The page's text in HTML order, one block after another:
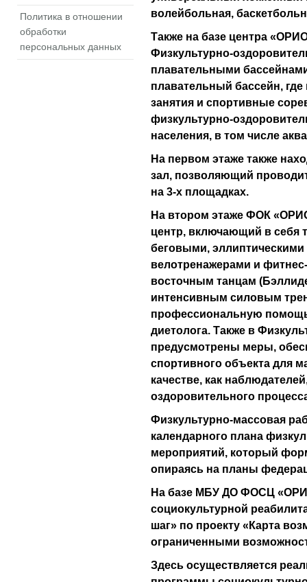
волейбольная,
Также на базе центра
Физкультурно-
плавательными
плавательный бассейн,
занятия и спортивные
физкультурно-
населения, в том числе
На первом этаже также
зал, позволяющий
на 3-х площадках.
На втором этаже ФОК
центр, включающий в себя
беговыми,
велотренажерами и
восточным танцам
интенсивным силовым
профессиональную помощь
диетолога. Также в
предусмотрены меры,
спортивного объекта для
качестве, как
оздоровительного
Физкультурно-массовая
календарного плана
мероприятий, который
опираясь на планы
На базе МБУ ДО ФОСЦ
социокультурной
шаг» по проекту «Карта
ограниченными
Здесь осуществляется
Политика в отношении
обработки
персональных данных